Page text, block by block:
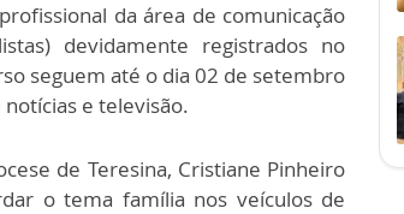
da área de comunicação
devidamente registrados no
seguem até o dia 02 de setembro
e televisão.
de Teresina, Cristiane Pinheiro
o tema família nos veículos de